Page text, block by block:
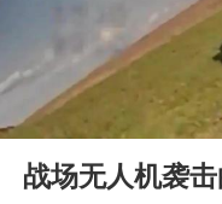
Play
00:00
战场无人机袭